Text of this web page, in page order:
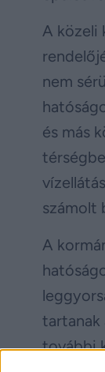
A közeli
nem
és más
számolt
A
tartanak
további